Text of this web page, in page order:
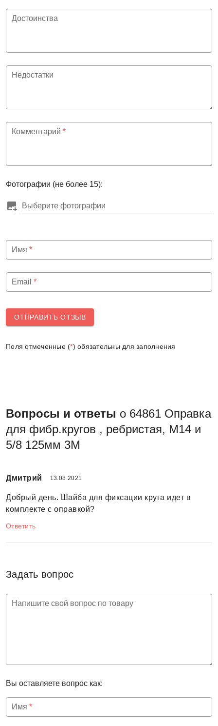
Достоинства
Недостатки
Комментарий *
Фотографии (не более 15):
Выберите фотографии
Имя *
Email *
ОТПРАВИТЬ ОТЗЫВ
Поля отмеченные (*) обязательны для заполнения
Вопросы и ответы о 64861 Оправка
для фибр.кругов , ребристая, M14 и
5/8 125мм 3М
Задать вопрос
Напишите свой вопрос по товару
Вы оставляете вопрос как:
Имя *
Дмитрий 13.08.2021
Добрый день. Шайба для фиксации круга идет в
комплекте с оправкой?
Ответить